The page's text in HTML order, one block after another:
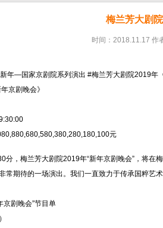
梅兰芳大剧
时间：2018.11.17 作
年—国家京剧院系列演出 #梅兰芳大剧院2019年
京剧晚会》
元
分，梅兰芳大剧院2019年“新年京剧晚会”，将在
常期待的一场演出。我们一直致力于传承国粹艺
京剧晚会”节目单